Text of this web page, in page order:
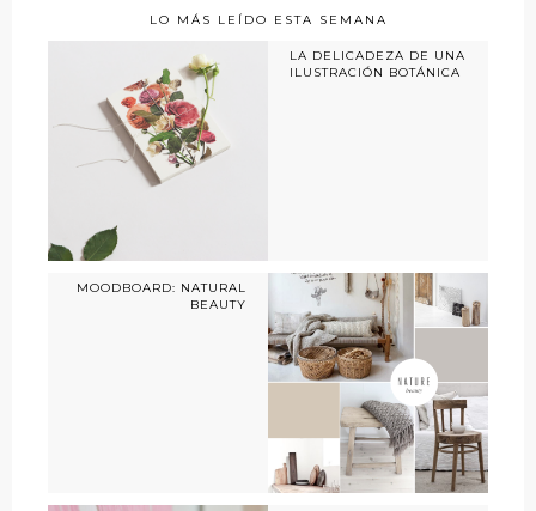
LO MÁS LEÍDO ESTA SEMANA
LA DELICADEZA DE UNA
ILUSTRACIÓN BOTÁNICA
MOODBOARD: NATURAL
BEAUTY